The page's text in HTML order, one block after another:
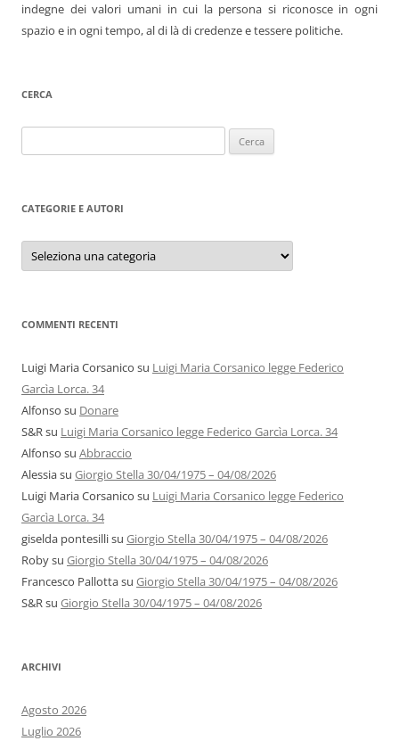
indegne dei valori umani in cui la persona si riconosce in ogni
spazio e in ogni tempo, al di là di credenze e tessere politiche.
CERCA
per:
CATEGORIE E AUTORI
Categorie
autori
COMMENTI RECENTI
Luigi Maria Corsanico su Luigi Maria Corsanico legge Federico
Garcìa Lorca. 34
Alfonso su Donare
S&Rsu Luigi Maria Corsanico legge Federico Garcìa Lorca. 34
Alfonso su Abbraccio
Alessiasu Giorgio Stella 30/04/1975 – 04/08/2026
Luigi Maria Corsanico su Luigi Maria Corsanico legge Federico
Garcìa Lorca. 34
giselda pontesillisu Giorgio Stella 30/04/1975 – 04/08/2026
Robysu Giorgio Stella 30/04/1975 – 04/08/2026
Francesco Pallottasu Giorgio Stella 30/04/1975 – 04/08/2026
S&Rsu Giorgio Stella 30/04/1975 – 04/08/2026
ARCHIVI
Agosto 2026
Luglio 2026